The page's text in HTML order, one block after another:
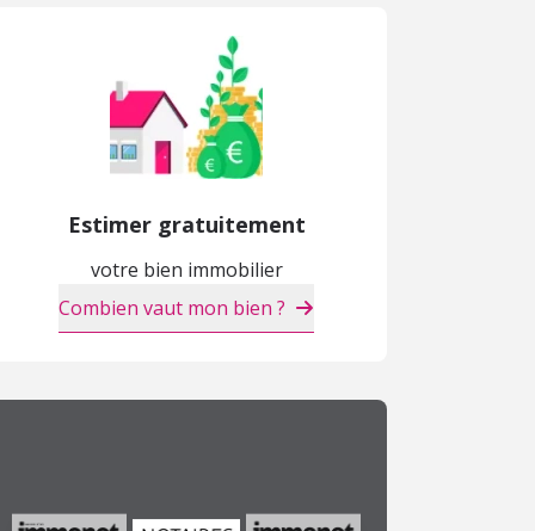
Estimer gratuitement
votre bien immobilier
Combien vaut mon bien ?